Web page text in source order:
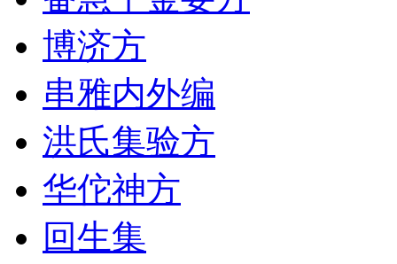
博济方
串雅内外编
洪氏集验方
华佗神方
回生集